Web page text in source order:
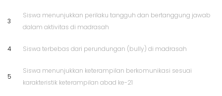
3
Siswa menunjukkan perilaku tangguh dan bertanggung jawab
dalam aktivitas di madrasah
4 Siswa terbebas dari perundungan (bully) di madrasah
5
Siswa menunjukkan keterampilan berkomunikasi sesuai
karakteristik keterampilan abad ke-21